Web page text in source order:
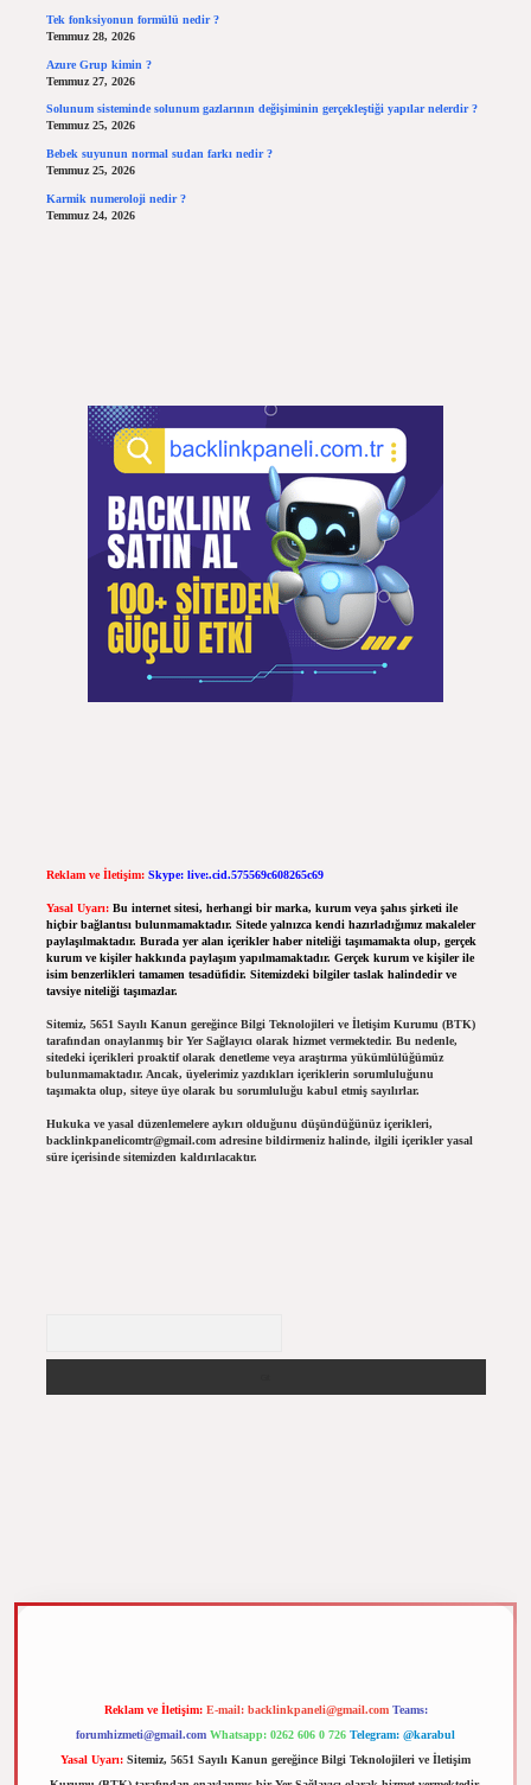
Tek fonksiyonun formülü nedir ?
Temmuz 28, 2026
Azure Grup kimin ?
Temmuz 27, 2026
Solunum sisteminde solunum gazlarının değişiminin gerçekleştiği yapılar nelerdir ?
Temmuz 25, 2026
Bebek suyunun normal sudan farkı nedir ?
Temmuz 25, 2026
Karmik numeroloji nedir ?
Temmuz 24, 2026
Reklam ve İletişim: Skype: live:.cid.575569c608265c69
Yasal Uyarı: Bu internet sitesi, herhangi bir marka, kurum veya şahıs şirketi ile
hiçbir bağlantısı bulunmamaktadır. Sitede yalnızca kendi hazırladığımız makaleler
paylaşılmaktadır. Burada yer alan içerikler haber niteliği taşımamakta olup, gerçek
kurum ve kişiler hakkında paylaşım yapılmamaktadır. Gerçek kurum ve kişiler ile
isim benzerlikleri tamamen tesadüfidir. Sitemizdeki bilgiler taslak halindedir ve
tavsiye niteliği taşımazlar.
Sitemiz, 5651 Sayılı Kanun gereğince Bilgi Teknolojileri ve İletişim Kurumu (BTK)
tarafından onaylanmış bir Yer Sağlayıcı olarak hizmet vermektedir. Bu nedenle,
sitedeki içerikleri proaktif olarak denetleme veya araştırma yükümlülüğümüz
bulunmamaktadır. Ancak, üyelerimiz yazdıkları içeriklerin sorumluluğunu
taşımakta olup, siteye üye olarak bu sorumluluğu kabul etmiş sayılırlar.
Hukuka ve yasal düzenlemelere aykırı olduğunu düşündüğünüz içerikleri,
backlinkpanelicomtr@gmail.comadresine bildirmeniz halinde, ilgili içerikler yasal
süre içerisinde sitemizden kaldırılacaktır.
Reklam ve İletişim: E-mail: backlinkpaneli@gmail.com Teams:
forumhizmeti@gmail.com Whatsapp: 0262 606 0 726 Telegram: @karabul
Yasal Uyarı: Sitemiz, 5651 Sayılı Kanun gereğince Bilgi Teknolojileri ve İletişim